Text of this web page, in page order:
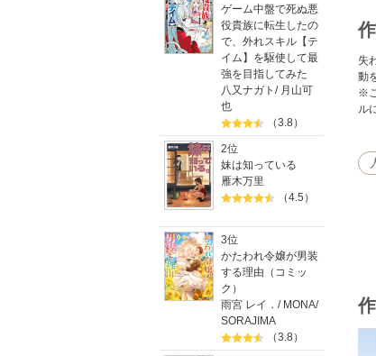
ゲーム中盤で死ぬ悪
役貴族に転生したの
で、外れスキル【テ
イム】を駆使して最
強を目指してみた
八又ナガト / 月山可
也
（3.8）
2位
妹は知っている
雁木万里
（4.5）
3位
かたわれ令嬢が男装
する理由（コミッ
ク）
雨宮 レイ． / MONA/
SORAJIMA
（3.8）
失
動
※
ル